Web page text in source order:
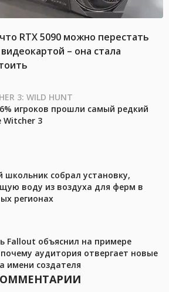
RTX 5090 можно перестать
– она стала
3: WILD HUNT
игроков прошли самый редкий
Witcher 3
школьник собрал установку,
воду из воздуха для ферм в
регионах
Fallout объяснил на примере
аудитория отвергает новые
имени создателя